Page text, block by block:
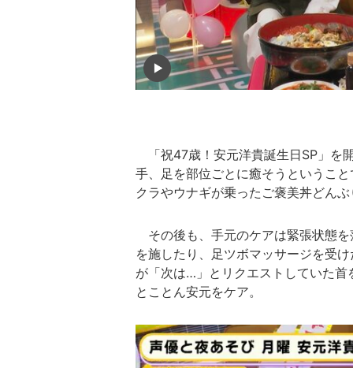
「祝47歳！安元洋貴誕生日SP」を
手、足を部位ごとに癒そうというこ
クラやウナギが乗ったご褒美丼どん
その後も、手元のケアは緊張状態
を施したり、足ツボマッサージを受
が「次は…」とリクエストしていた首
とことん安元をケア。